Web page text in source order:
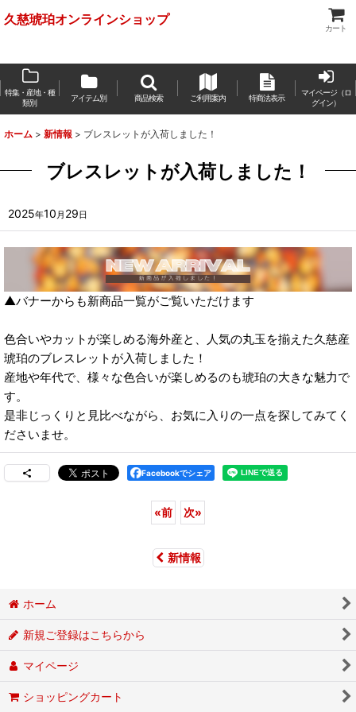
久慈琥珀オンラインショップ
カート
特集・産地・種
類別
アイテム別 商品検索 ご利用案内 特商法表示
マイページ（ロ
グイン）
ホーム > 新情報 > ブレスレットが入荷しました！
ブレスレットが入荷しました！
2025年10 月 29日
▲バナーからも新商品一覧がご覧いただけます
色合いやカットが楽しめる海外産と、人気の丸玉を揃えた久慈産
琥珀のブレスレットが入荷しました！
産地や年代で、様々な色合いが楽しめるのも琥珀の大きな魅力で
す。
是非じっくりと見比べながら、お気に入りの一点を探してみてく
ださいませ。
Facebookでシェア
«前 次»
新情報
ホーム
新規ご登録はこちらから
マイページ
ショッピングカート